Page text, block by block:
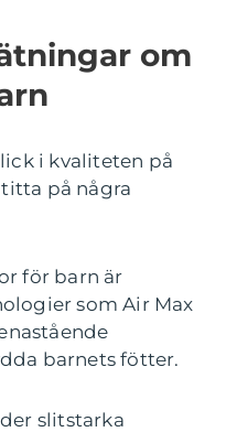
om
i kvaliteten på
på några
för barn är
som Air Max
barnets fötter.
slitstarka